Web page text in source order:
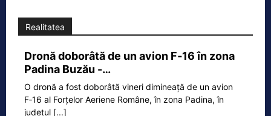
Realitatea
Dronă doborâtă de un avion F‑16 în zona
Padina Buzău -…
O dronă a fost doborâtă vineri dimineață de un avion
F‑16 al Forțelor Aeriene Române, în zona Padina, în
județul [...]